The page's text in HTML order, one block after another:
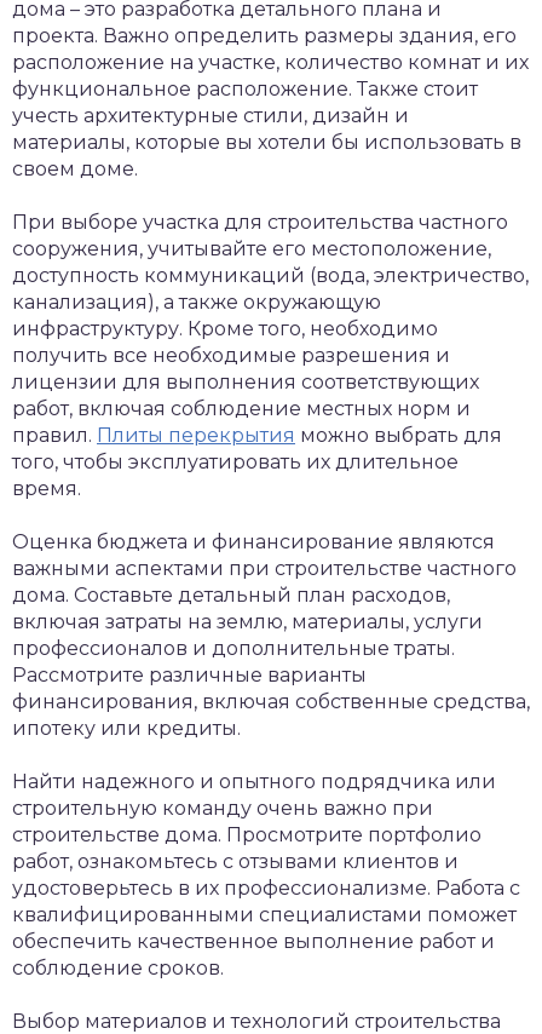
дома – это разработка детального плана и
проекта. Важно определить размеры здания, его
расположение на участке, количество комнат и их
функциональное расположение. Также стоит
учесть архитектурные стили, дизайн и
материалы, которые вы хотели бы использовать в
своем доме.
При выборе участка для строительства частного
сооружения, учитывайте его местоположение,
доступность коммуникаций (вода, электричество,
канализация), а также окружающую
инфраструктуру. Кроме того, необходимо
получить все необходимые разрешения и
лицензии для выполнения соответствующих
работ, включая соблюдение местных норм и
правил. Плиты перекрытия можно выбрать для
того, чтобы эксплуатировать их длительное
время.
Оценка бюджета и финансирование являются
важными аспектами при строительстве частного
дома. Составьте детальный план расходов,
включая затраты на землю, материалы, услуги
профессионалов и дополнительные траты.
Рассмотрите различные варианты
финансирования, включая собственные средства,
ипотеку или кредиты.
Найти надежного и опытного подрядчика или
строительную команду очень важно при
строительстве дома. Просмотрите портфолио
работ, ознакомьтесь с отзывами клиентов и
удостоверьтесь в их профессионализме. Работа с
квалифицированными специалистами поможет
обеспечить качественное выполнение работ и
соблюдение сроков.
Выбор материалов и технологий строительства